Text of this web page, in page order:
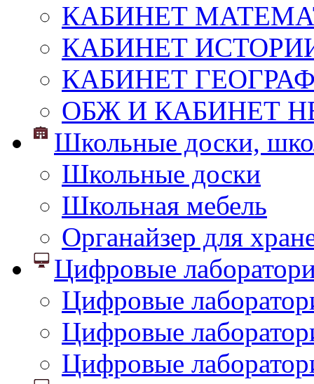
КАБИНЕТ
КАБИНЕТ
КАБИНЕТ
ОБЖ И КАБИНЕТ
Школьные доски,
Школьные доски
Школьная мебель
Органайзер для
Цифровые
Цифровые
Цифровые
Цифровые